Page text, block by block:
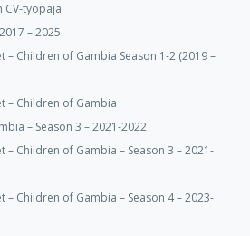
työpaja
– 2025
– Children of Gambia Season 1-2 (2019 –
– Children of Gambia
– Season 3 – 2021-2022
– Children of Gambia – Season 3 – 2021-
– Children of Gambia – Season 4 – 2023-